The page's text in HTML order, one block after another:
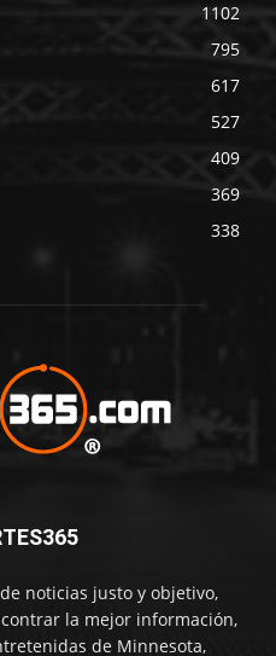
1102
795
617
527
409
369
338
noticias justo y objetivo,
la mejor información,
de Minnesota,